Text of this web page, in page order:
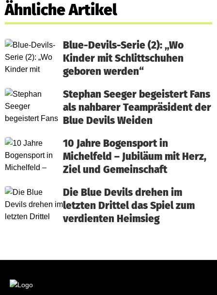
Ähnliche Artikel
Blue-Devils-Serie (2): „Wo
Kinder mit Schlittschuhen
geboren werden“
Stephan Seeger begeistert Fans
als nahbarer Teampräsident der
Blue Devils Weiden
10 Jahre Bogensport in
Michelfeld – Jubiläum mit Herz,
Ziel und Gemeinschaft
Die Blue Devils drehen im
letzten Drittel das Spiel zum
verdienten Heimsieg